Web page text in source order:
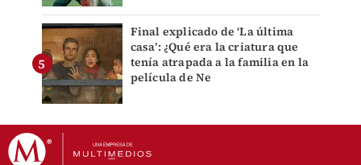
Final explicado de ‘La última
casa’: ¿Qué era la criatura que
tenía atrapada a la familia en la
película de Ne